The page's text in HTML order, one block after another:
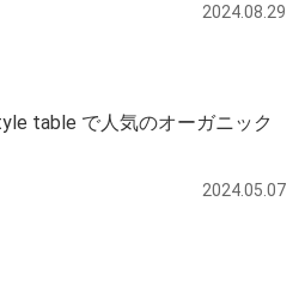
2024.08.29
table で人気のオーガニック
2024.05.07